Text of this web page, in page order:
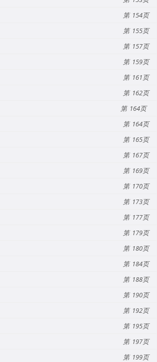
154
155
157
159
161
162
164
164
165
167
169
170
173
177
179
180
184
188
190
192
195
197
199